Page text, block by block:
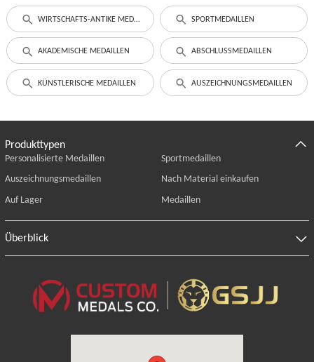
WIRTSCHAFTS-ANTIKE MEDAILLEN SPORTMEDAILLEN
AKADEMISCHE MEDAILLEN ABSCHLUSSMEDAILLEN
KÜNSTLERISCHE MEDAILLEN AUSZEICHNUNGSMEDAILLEN
Produkttypen
Personalisierte Medaillen
Sportmedaillen
Auszeichnungsmedaillen
Nach Material einkaufen
Auf Lager
Medaillen
Überblick